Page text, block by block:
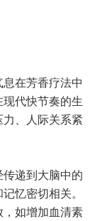
在芳香疗法中
代快节奏的生
、人际关系紧
递到大脑中的
忆密切相关。
如增加血清素